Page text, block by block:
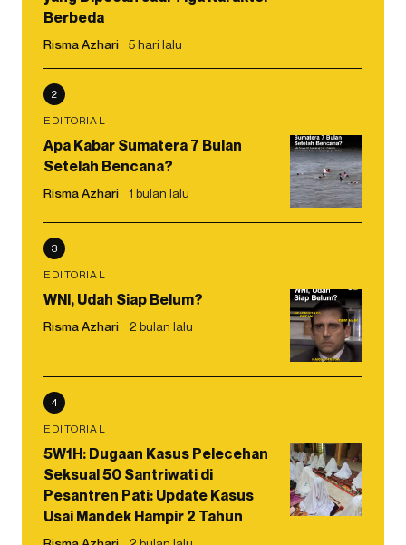
Berbeda
Risma Azhari 5 hari lalu
2
EDITORIAL
Apa Kabar Sumatera 7 Bulan
Setelah Bencana?
Risma Azhari 1 bulan lalu
3
EDITORIAL
WNI, Udah Siap Belum?
Risma Azhari 2 bulan lalu
4
EDITORIAL
5W1H: Dugaan Kasus Pelecehan
Seksual 50 Santriwati di
Pesantren Pati: Update Kasus
Usai Mandek Hampir 2 Tahun